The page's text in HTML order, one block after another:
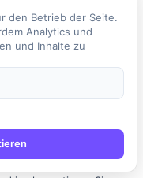
HANA suchen wir
MM
In dieser
Weiterentwicklung
dynamischen Umfeld.
der
sowie die
Sie planen, steuern und
der SAP-
von S/4HANA-
den Betrieb der Seite.
Analytics und
und Inhalte zu